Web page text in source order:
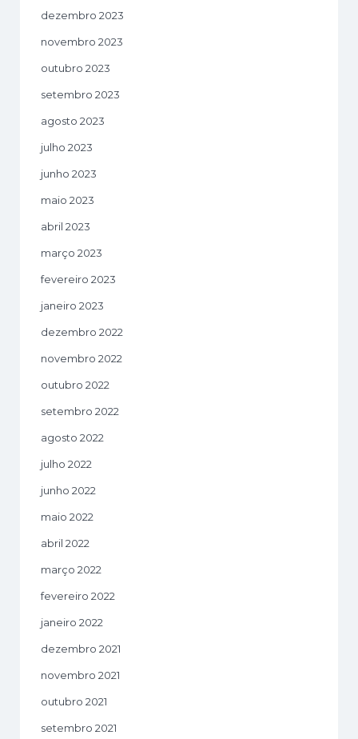
dezembro 2023
novembro 2023
outubro 2023
setembro 2023
agosto 2023
julho 2023
junho 2023
maio 2023
abril 2023
março 2023
fevereiro 2023
janeiro 2023
dezembro 2022
novembro 2022
outubro 2022
setembro 2022
agosto 2022
julho 2022
junho 2022
maio 2022
abril 2022
março 2022
fevereiro 2022
janeiro 2022
dezembro 2021
novembro 2021
outubro 2021
setembro 2021